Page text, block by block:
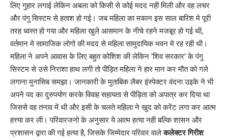
लिए गुहार लगाई लेकिन अबला को किसी से कोई मदद नही मिली और वह लचर
और पंगु सिस्टम से हताश हो गई। जब महिला का मकान इस साल बारिश मे पूरी
तरह ध्वस्त हो गया और महिला खुले आसमान के नीचे रहने मजबूर हो गई थी,
वर्तमान मे सामाजिक लोगो की मदद से महिला सामुदायिक भवन मे रह रही थी।
महिला ने अपने आवास के लिए बहुत कोशिश की लेकिन ‘शिव सरकार’ के पंगु
सिस्टम से उसे निराशा हाथ लगी तो पीड़ित महिला ने हार मान कर मौत को गले
लगाना मुनासिब समझा। जानकारी के मुताबिक लैबर इंस्पेक्टर वंदना उइके ने भी
अपने पद का दुरुपयोग करके विवाह सहायता से पीड़िता को अपात्र कर दिया था
जिससे वह तनाव में थी और इसी के चलते महिला ने खुद को करेंट लगा कर आत्म
हत्त्या कर ली। परिवारजनो के अनुसार ये आत्म हत्या नही बल्कि शासन और
प्रशासन द्वारा की गई हत्या है, जिसके जिम्मेदार परिवार वालेकलेक्टर गिरीश